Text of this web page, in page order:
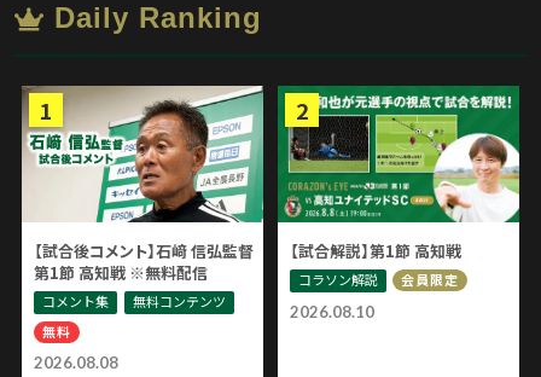
Daily Ranking
2026.08.08
【試合後コメント】石﨑 信弘監督
第1節 高知戦 ※無料配信
コメント集
無料コンテンツ
無料
2026.08.10
【試合解説】第1節 高知戦
コラソン解説 会員限定